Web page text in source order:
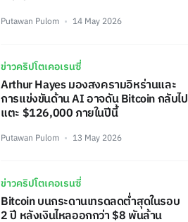
Putawan Pulom 14 May 2026
ข่าวคริปโตเคอเรนซี่
Arthur Hayes มองสงครามอิหร่านและ
การแข่งขันด้าน AI อาจดัน Bitcoin กลับไป
แตะ $126,000 ภายในปีนี้
Putawan Pulom 13 May 2026
ข่าวคริปโตเคอเรนซี่
Bitcoin บนกระดานเทรดลดต่ำสุดในรอบ
2 ปี หลังเงินไหลออกกว่า $8 พันล้าน